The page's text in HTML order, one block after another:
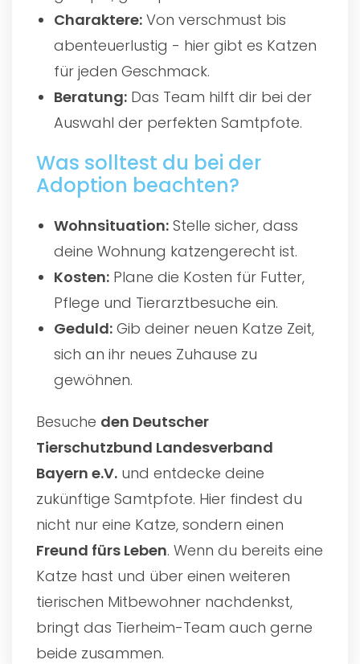
Charaktere: Von verschmust bis
abenteuerlustig - hier gibt es Katzen
für jeden Geschmack.
Beratung: Das Team hilft dir bei der
Auswahl der perfekten Samtpfote.
Was solltest du bei der
Adoption beachten?
Wohnsituation: Stelle sicher, dass
deine Wohnung katzengerecht ist.
Kosten: Plane die Kosten für Futter,
Pflege und Tierarztbesuche ein.
Geduld: Gib deiner neuen Katze Zeit,
sich an ihr neues Zuhause zu
gewöhnen.
Besuche den Deutscher
Tierschutzbund Landesverband
Bayern e.V. und entdecke deine
zukünftige Samtpfote. Hier findest du
nicht nur eine Katze, sondern einen
Freund fürs Leben. Wenn du bereits eine
Katze hast und über einen weiteren
tierischen Mitbewohner nachdenkst,
bringt das Tierheim-Team auch gerne
beide zusammen.